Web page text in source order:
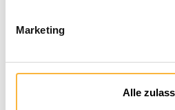
Marketing
Alle